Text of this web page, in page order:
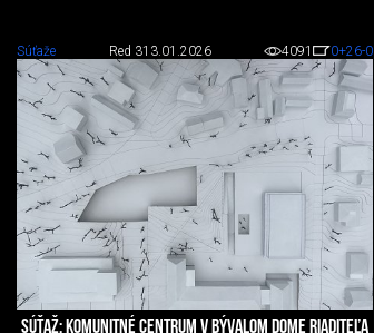
Súťaže Red 313.01.2026 4091 0+26-0
SÚŤAŽ: KOMUNITNÉ CENTRUM V BÝVALOM DOME RIADITEĽA